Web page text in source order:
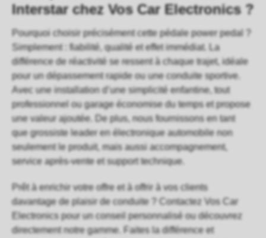
Interstar chez Vos Car Electronics ?
Pourquoi choisir précisément cette pédale power pedal ?
Simplement : fiabilité, qualité et effet immédiat. La
différence de réactivité se ressent à chaque trajet, idéale
pour un dépassement rapide ou une conduite sportive.
Avec une installation d’une simplicité enfantine, tout
professionnel ou garage économise du temps et propose
une valeur ajoutée. De plus, nous fournissons en tant
quegrossiste leader en électronique automobilenon
seulement le produit, mais aussi accompagnement,
service après-vente et support technique.
Prêt à enrichir votre offre et à offrir à vos clients
davantage de plaisir de conduite ? Contactez Vos Car
Electronicspour un conseil personnalisé ou découvrez
directement notre gamme. Faites la différence et